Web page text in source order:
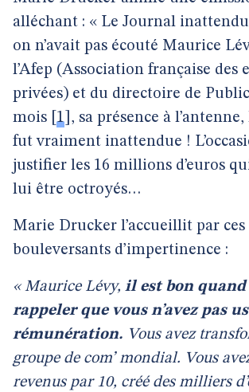
alléchant : « Le Journal
on n’avait pas écouté Maurice
l’Afep (Association française des
privées) et du directoire de
mois 1 , sa présence à
fut vraiment inattendue !
justifier les 16 millions d’euros
lui être octroyés…
Marie Drucker l’accueillit par ces
bouleversants d’impertinence :
« Maurice Lévy, il est bon quand
rappeler que vous n’avez pas
rémunération. Vous avez
groupe de com’ mondial. Vous
revenus par 10, créé des milliers